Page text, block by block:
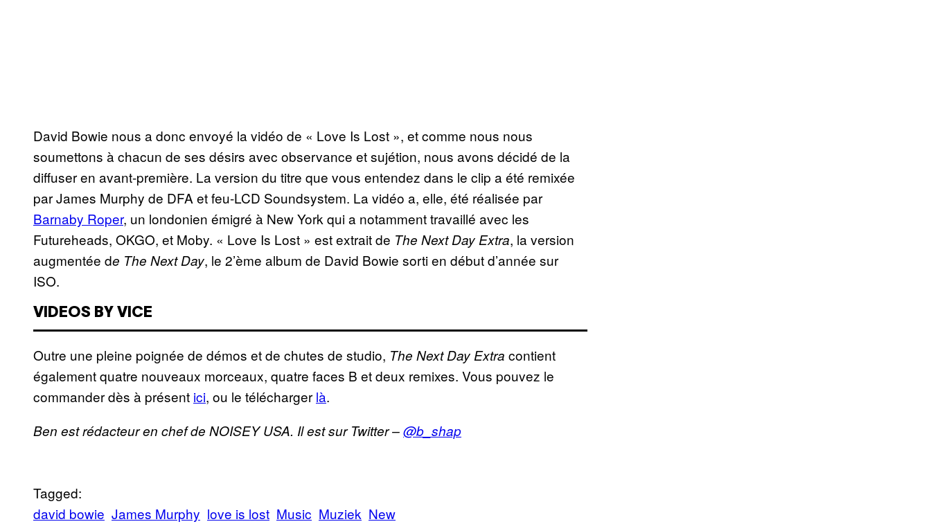
David Bowie nous a donc envoyé la vidéo de « Love Is Lost », et comme nous nous
soumettons à chacun de ses désirs avec observance et sujétion, nous avons décidé de la
diffuser en avant-première. La version du titre que vous entendez dans le clip a été remixée
par James Murphy de DFA et feu-LCD Soundsystem. La vidéo a, elle, été réalisée par
Barnaby Roper, un londonien émigré à New York qui a notamment travaillé avec les
Futureheads, OKGO, et Moby. « Love Is Lost » est extrait de The Next Day Extra, la version
augmentée de The Next Day, le 2’ème album de David Bowie sorti en début d’année sur
ISO.
VIDEOS BY VICE
Outre une pleine poignée de démos et de chutes de studio, The Next Day Extra contient
également quatre nouveaux morceaux, quatre faces B et deux remixes. Vous pouvez le
commander dès à présent ici, ou le télécharger là.
Ben est rédacteur en chef de NOISEY USA. Il est sur Twitter –@b_shap
Tagged:
david bowie James Murphy love is lost Music Muziek New